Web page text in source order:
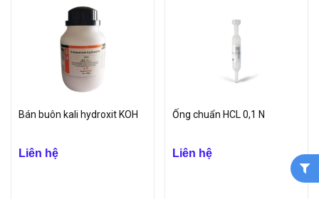
Bán buôn kali hydroxit KOH
Liên hệ
Ống chuẩn HCL 0,1 N
Liên hệ